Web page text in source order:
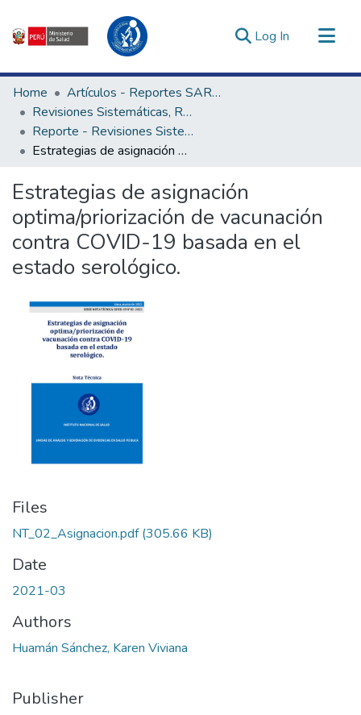
Log In (current)
Communities & Collections
All of DSpace
Statistics
Estadísticas Externas
Enlaces de interés ▾
Home
Artículos - Reportes SARS-CoV-2
Revisiones Sistemáticas, Rápidas y Notas Técnicas - UNAGESP
Reporte - Revisiones Sistemáticas, Rápidas y Notas Técnicas - UNAGESP
Estrategias de asignación optima/priorización de vacunación contra COVID-19 basada en el estado serológico.
Estrategias de asignación
optima/priorización de vacunación
contra COVID-19 basada en el
estado serológico.
Files
NT_02_Asignacion.pdf(305.66 KB)
Date
2021-03
Authors
Huamán Sánchez, Karen Viviana
Publisher